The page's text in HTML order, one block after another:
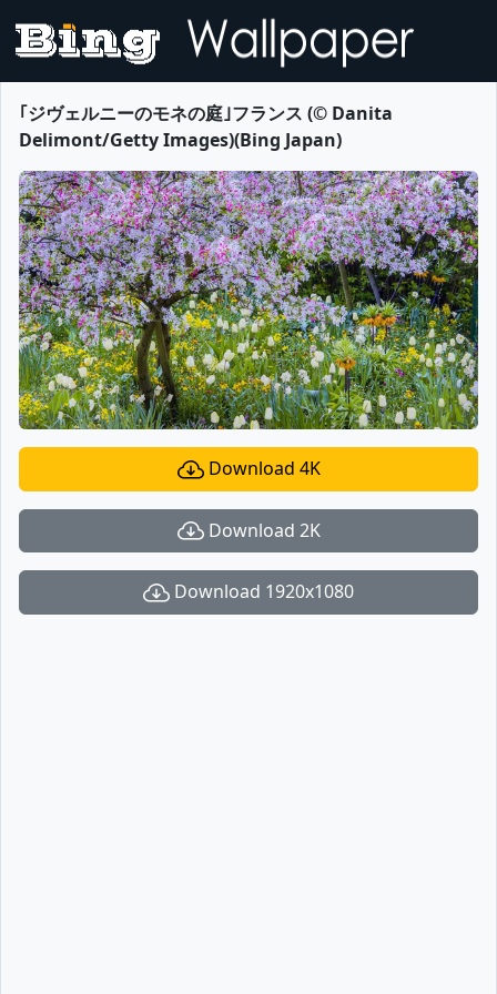
｢ジヴェルニーのモネの庭｣フランス (© Danita
Delimont/Getty Images)(Bing Japan)
Download 4K
Download 2K
Download 1920x1080